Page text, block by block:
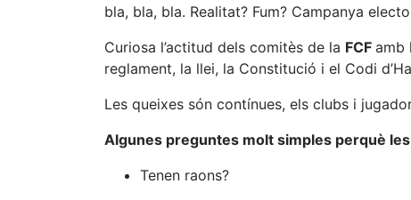
bla, bla, bla. Realitat? Fum? Campanya
Curiosa l’actitud dels comitès de la FCF amb
reglament, la llei, la Constitució i el Codi
Les queixes són contínues, els clubs i
Algunes preguntes molt simples perquè
Tenen raons?